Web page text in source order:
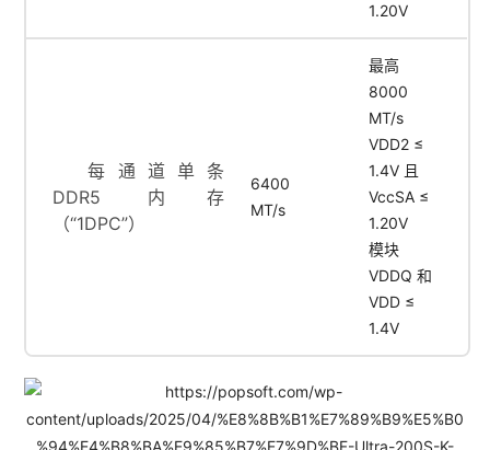
1.20V
每通道单条
DDR5 内存
（“1DPC”）
6400
MT/s
最高
8000
MT/s
VDD2 ≤
1.4V 且
VccSA ≤
1.20V
模块
VDDQ 和
VDD ≤
1.4V